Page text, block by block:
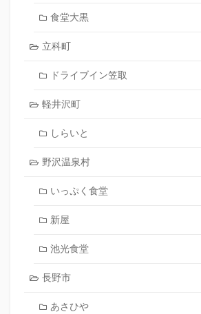
食堂大黒
立科町
ドライブイン笠取
軽井沢町
しらいと
野沢温泉村
いっぷく食堂
新屋
池光食堂
長野市
あさひや